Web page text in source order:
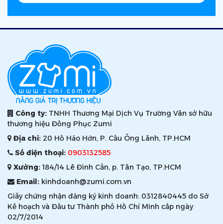
Công ty: TNHH Thương Mại Dịch Vụ Trường Vân sở hữu
thương hiệu Đồng Phục Zumi
Địa chỉ: 20 Hồ Hảo Hớn, P. Cầu Ông Lãnh, TP.HCM
Số điện thoại: 0903132585
Xưởng:184/14 Lê Đình Cẩn, p. Tân Tạo, TP.HCM
Email: kinhdoanh@zumi.com.vn
Giấy chứng nhận đăng ký kinh doanh: 0312840445 do Sở
Kế hoạch và Đầu tư Thành phố Hồ Chí Minh cấp ngày
02/7/2014